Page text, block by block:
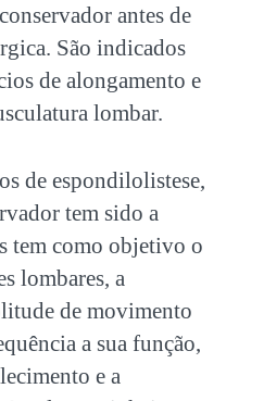
antes de
São indicados
de alongamento e
lombar.
de espondilolistese,
tem sido a
tem como objetivo o
lombares, a
de movimento
a sua função,
e a